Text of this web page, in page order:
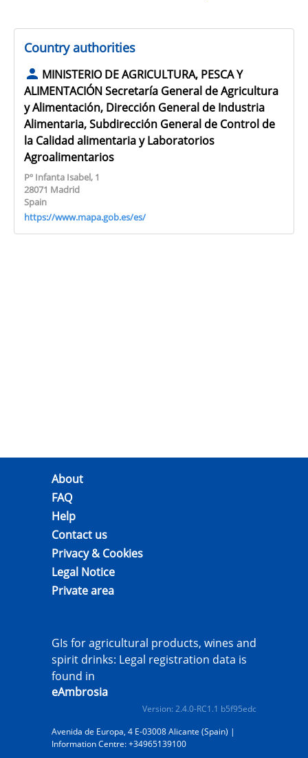
Country authorities
MINISTERIO DE AGRICULTURA, PESCA Y
ALIMENTACIÓN Secretaría General de Agricultura
y Alimentación, Dirección General de Industria
Alimentaria, Subdirección General de Control de
la Calidad alimentaria y Laboratorios
Agroalimentarios
Pº Infanta Isabel, 1
28071 Madrid
Spain
https://www.mapa.gob.es/es/
About
FAQ
Help
Contact us
Privacy & Cookies
Legal Notice
Private area
GIs for agricultural products, wines and
spirit drinks: Legal registration data is
found in
eAmbrosia
Version: 2.4.0-RC1.1 b5f95edc
Avenida de Europa, 4 E-03008 Alicante (Spain) |
Information Centre: +34965139100